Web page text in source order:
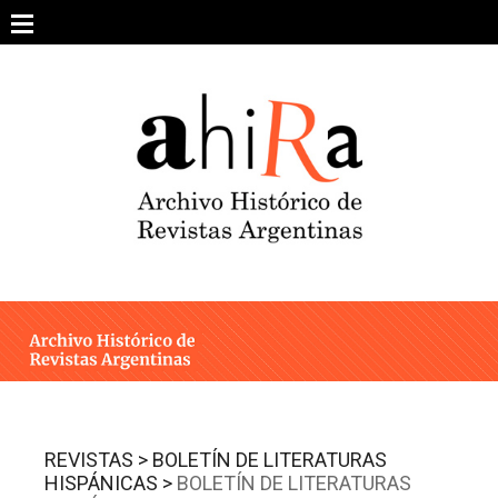
content
ARCHIVO DE REVISTAS
ESTUDIOS CRÍTICOS
INTEGRANTES
CONTACTO
REVISTAS > BOLETÍN DE LITERATURAS
HISPÁNICAS > BOLETÍN DE LITERATURAS